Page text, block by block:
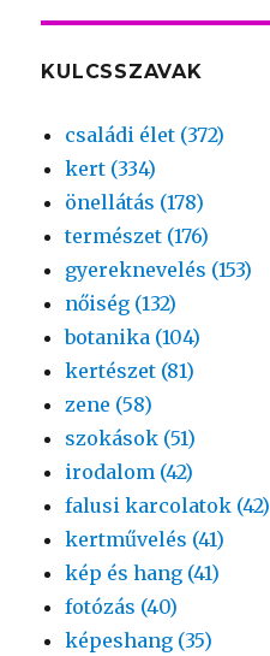
KULCSSZAVAK
családi élet (372)
kert (334)
önellátás (178)
természet (176)
gyereknevelés (153)
nőiség (132)
botanika (104)
kertészet (81)
zene (58)
szokások (51)
irodalom (42)
falusi karcolatok (42)
kertművelés (41)
kép és hang (41)
fotózás (40)
képeshang (35)